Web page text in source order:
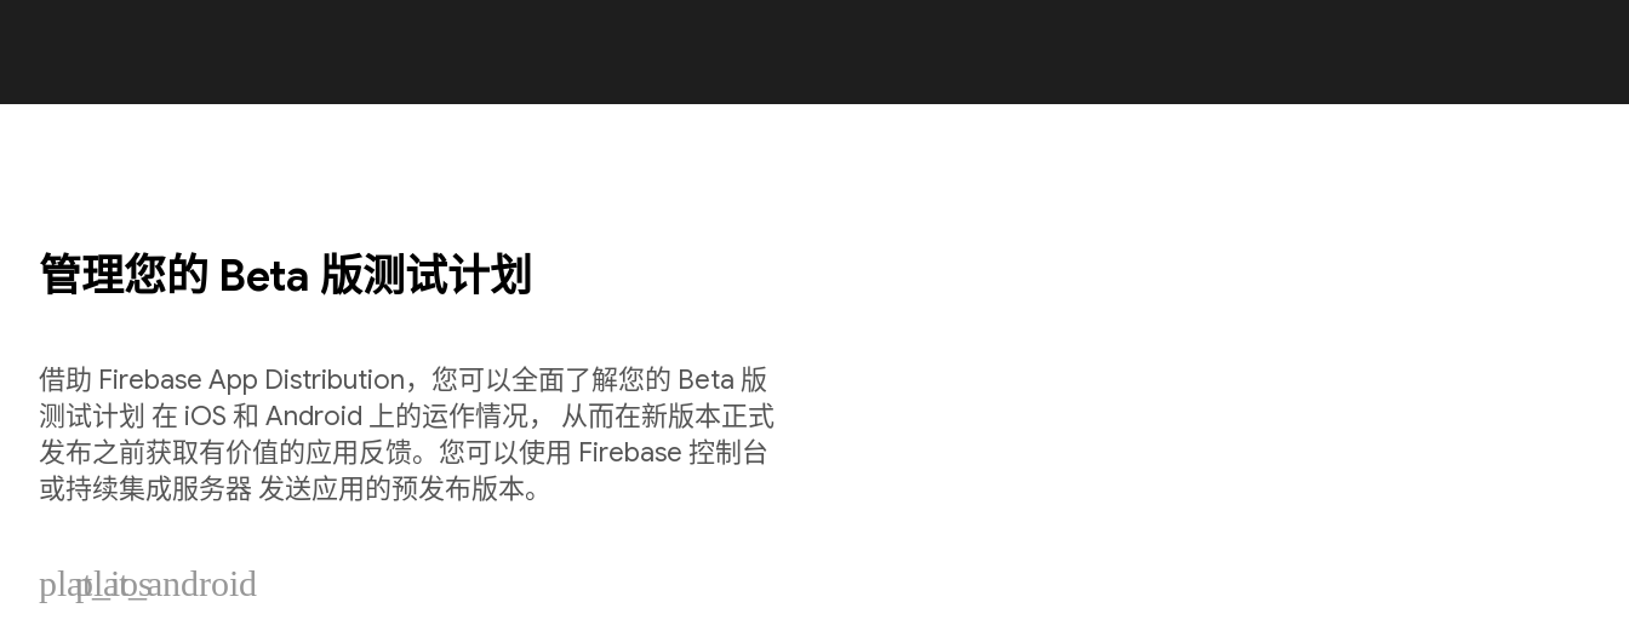
管理您的 Beta 版测试计划
借助 Firebase App Distribution，您可以全面了解您的 Beta 版
测试计划 在 iOS 和 Android 上的运作情况， 从而在新版本正式
发布之前获取有价值的应用反馈。您可以使用 Firebase 控制台
或持续集成服务器 发送应用的预发布版本。
plat_ios
plat_android